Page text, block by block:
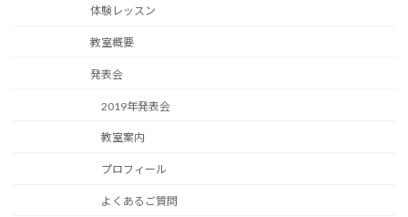
体験レッスン
教室概要
発表会
2019年発表会
教室案内
プロフィール
よくあるご質問